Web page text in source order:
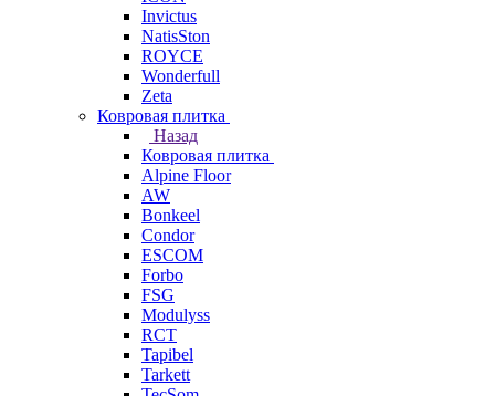
Invictus
NatisSton
ROYCE
Wonderfull
Zeta
Ковровая плитка
Назад
Ковровая плитка
Alpine Floor
AW
Bonkeel
Condor
ESCOM
Forbo
FSG
Modulyss
RCT
Tapibel
Tarkett